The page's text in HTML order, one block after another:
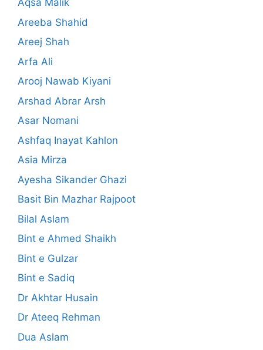
Aqsa Malik
Areeba Shahid
Areej Shah
Arfa Ali
Arooj Nawab Kiyani
Arshad Abrar Arsh
Asar Nomani
Ashfaq Inayat Kahlon
Asia Mirza
Ayesha Sikander Ghazi
Basit Bin Mazhar Rajpoot
Bilal Aslam
Bint e Ahmed Shaikh
Bint e Gulzar
Bint e Sadiq
Dr Akhtar Husain
Dr Ateeq Rehman
Dua Aslam